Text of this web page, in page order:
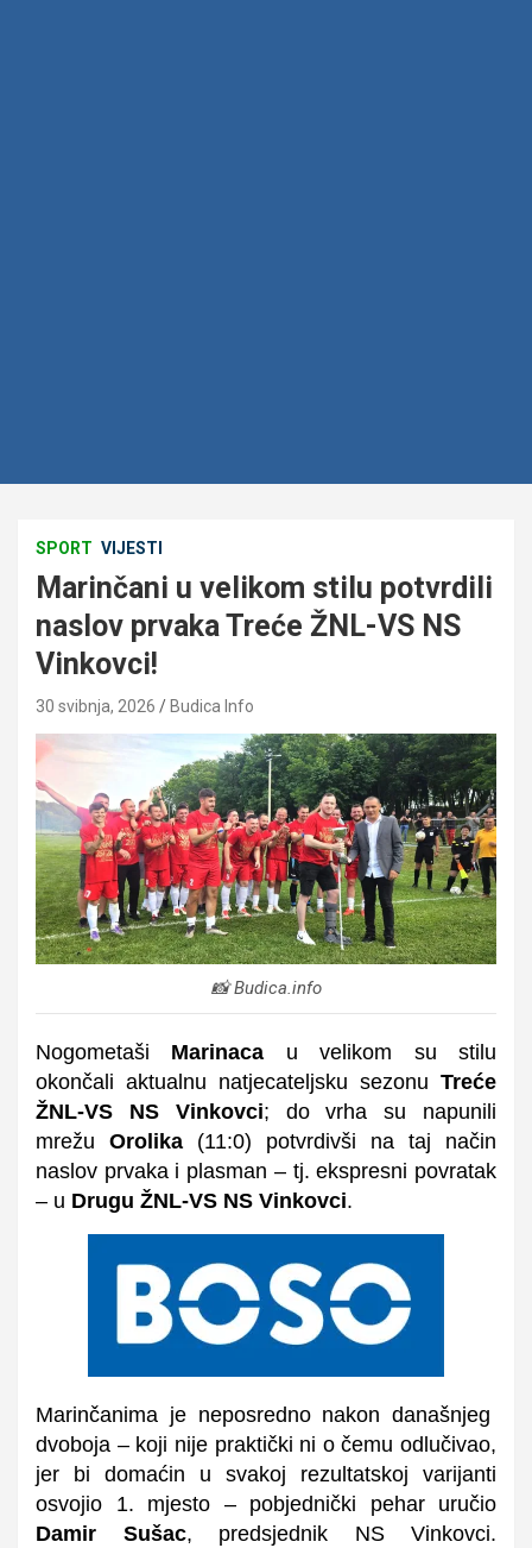
SPORT VIJESTI
Marinčani u velikom stilu potvrdili
naslov prvaka Treće ŽNL-VS NS
Vinkovci!
30 svibnja, 2026 Budica Info
📸 Budica.info
Nogometaši Marinaca u velikom su stilu
okončali aktualnu natjecateljsku sezonu Treće
ŽNL-VS NS Vinkovci; do vrha su napunili
mrežu Orolika (11:0) potvrdivši na taj način
naslov prvaka i plasman – tj. ekspresni povratak
– u Drugu ŽNL-VS NS Vinkovci.
Marinčanima je neposredno nakon današnjeg
dvoboja – koji nije praktički ni o čemu odlučivao,
jer bi domaćin u svakoj rezultatskoj varijanti
osvojio 1. mjesto – pobjednički pehar uručio
Damir Sušac, predsjednik NS Vinkovci.